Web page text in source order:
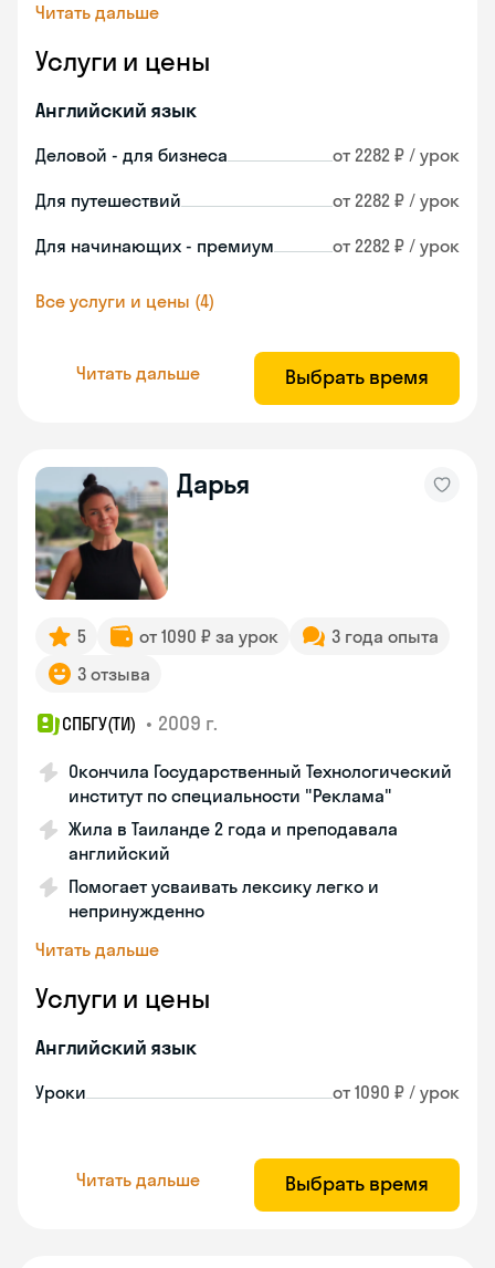
Читать дальше
Услуги и цены
Английский язык
Деловой - для бизнеса от 2282 ₽ / урок
Для путешествий от 2282 ₽ / урок
Для начинающих - премиум от 2282 ₽ / урок
Все услуги и цены (4)
Читать дальше Выбрать время
Дарья
5 от 1090 ₽ за урок
3 года опыта
3 отзыва
СПБГУ(ТИ) • 2009 г.
Окончила Государственный Технологический
институт по специальности "Реклама"
Жила в Таиланде 2 года и преподавала
английский
Помогает усваивать лексику легко и
непринужденно
Читать дальше
Услуги и цены
Английский язык
Уроки от 1090 ₽ / урок
Читать дальше Выбрать время